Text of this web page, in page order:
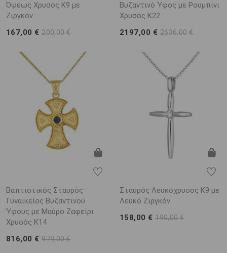
Όψεως Χρυσός Κ9 με
Ζιργκόν
167,00 €200,00 €
Βυζαντινό Ύφος με Ρουμπίνι
Χρυσός K22
2197,00 € 2636,00 €
Βαπτιστικός Σταυρός
Γυναικείος Βυζαντινού
Ύφους με Μαύρο Ζαφείρι
Χρυσός K14
816,00 €979,00 €
Σταυρός Λευκόχρυσος Κ9 με
Λευκό Ζιργκόν
158,00 €190,00 €